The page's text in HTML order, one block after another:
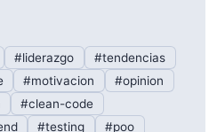
#liderazgo
#tendencias
#motivacion
#opinion
#clean-code
#testing
#poo